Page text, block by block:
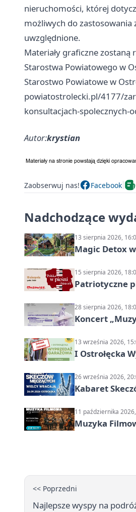
nieruchomości, której
możliwych do
uwzględnione.
Materiały graficzne
Starostwa Powiatowego w
Starostwo Powiatowe w
powiatostrolecki.pl/4177/
konsultacjach-
Autor:krystian
Zaobserwuj nas! Facebook
Nadchodzące
13 sierpnia 2026,
Magic Detox
15 sierpnia 2026,
Patriotyczne
28 sierpnia 2026,
Koncert
13 września 2026,
I Ostrołęcka
26 września 2026,
Kabaret
11 października
Muzyka
<< Poprzedni
Najlepsze wyspy na